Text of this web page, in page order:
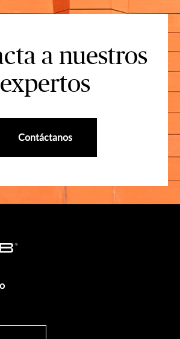
a nuestros
expertos
Contáctanos